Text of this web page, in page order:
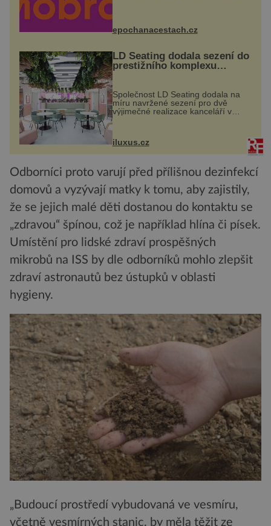
zdarma. Hlavní program se
náměstí. Návštěvníci se mohou těšit
na víno, burčák, pes...
epochanacestach.cz
LD Seating dodala sezení do
prestižního komplexu
MediaCityUK v Salfordu
Společnost LD Seating dodala na
míru navržené sezení pro dvě
výjimečné realizace kanceláří v
areálu MediaCityUK v anglickém
Tower a Orange Tower. Komplex
budov Media...
iluxus.cz
Odborníci proto varují před přílišnou dezinfekcí
domovů a vyzývají matky k tomu, aby zajistily,
že se jejich malé děti dostanou do kontaktu se
„zdravou“ špínou, což je například hlína či písek.
Umístění pro lidské zdraví prospěšných
mikrobů na ISS by dle odborníků mohlo zlepšit
zdraví astronautů bez ústupků v oblasti
hygieny.
„Budoucí prostředí vybudovaná ve vesmíru,
včetně vesmírných stanic, by měla těžit ze